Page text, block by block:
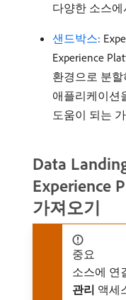
다양한 소스
샌드박스:
Experience
환경으로 분
애플리케이션
도움이 되는
Data
Experience
가져오기
중요
소스에 연
관리 액세